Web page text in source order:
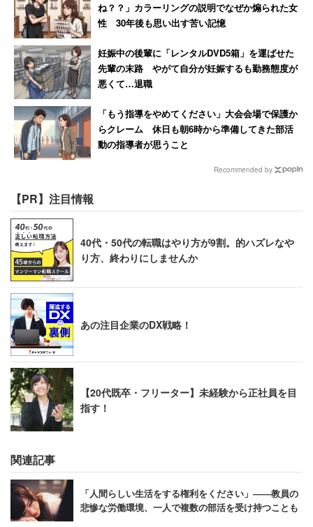
など、時間で評価されることに批判的な意見もある。たか
が部活と流すのではなく、やっていることの評価のやり方
を見直すことが大切なのではないか。
あわせて読みたい：エイベックス松浦氏の発言に批判
キャリコネであの有名企業の「働きがい」
「年収」「残業」
＞＞有名企業の２０代平均年収・実態を見る
＞＞有名企業の３０代平均年収・実態を見る
＞＞人気職種別 最高年収ランキング
ね？？」カラーリングの説明でなぜか煽られた女
性 30年後も思い出す苦い記憶
妊娠中の後輩に「レンタルDVD5箱」を運ばせた
先輩の末路 やがて自分が妊娠するも勤務態度が
悪くて…退職
「もう指導をやめてください」大会会場で保護か
らクレーム 休日も朝6時から準備してきた部活
動の指導者が思うこと
Recommended by
【PR】注目情報
40代・50代の転職はやり方が9割。的ハズレなや
り方、終わりにしませんか
あの注目企業のDX戦略！
【20代既卒・フリーター】未経験から正社員を目
指す！
関連記事
「人間らしい生活をする権利をください」――教員の
悲惨な労働環境、一人で複数の部活を受け持つことも